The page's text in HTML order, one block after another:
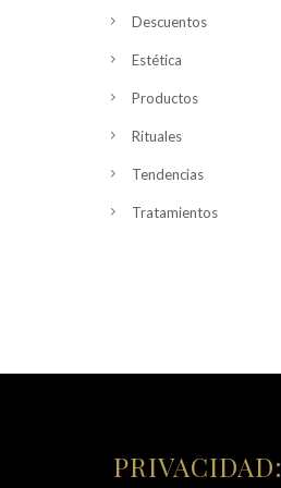
Descuentos
Estética
Productos
Rituales
Tendencias
Tratamientos
PRIVACIDAD: